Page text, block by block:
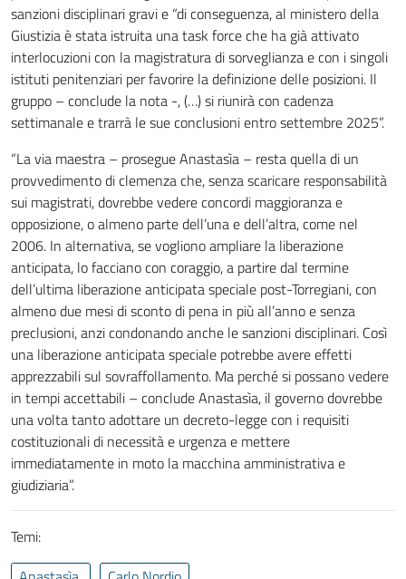
sanzioni disciplinari gravi e “di conseguenza, al ministero della
Giustizia è stata istruita una task force che ha già attivato
interlocuzioni con la magistratura di sorveglianza e con i singoli
istituti penitenziari per favorire la definizione delle posizioni. Il
gruppo – conclude la nota -, (…) si riunirà con cadenza
settimanale e trarrà le sue conclusioni entro settembre 2025”.
“La via maestra – prosegue Anastasìa – resta quella di un
provvedimento di clemenza che, senza scaricare responsabilità
sui magistrati, dovrebbe vedere concordi maggioranza e
opposizione, o almeno parte dell’una e dell’altra, come nel
2006. In alternativa, se vogliono ampliare la liberazione
anticipata, lo facciano con coraggio, a partire dal termine
dell’ultima liberazione anticipata speciale post-Torregiani, con
almeno due mesi di sconto di pena in più all’anno e senza
preclusioni, anzi condonando anche le sanzioni disciplinari. Così
una liberazione anticipata speciale potrebbe avere effetti
apprezzabili sul sovraffollamento. Ma perché si possano vedere
in tempi accettabili – conclude Anastasìa, il governo dovrebbe
una volta tanto adottare un decreto-legge con i requisiti
costituzionali di necessità e urgenza e mettere
immediatamente in moto la macchina amministrativa e
giudiziaria”.
Temi: